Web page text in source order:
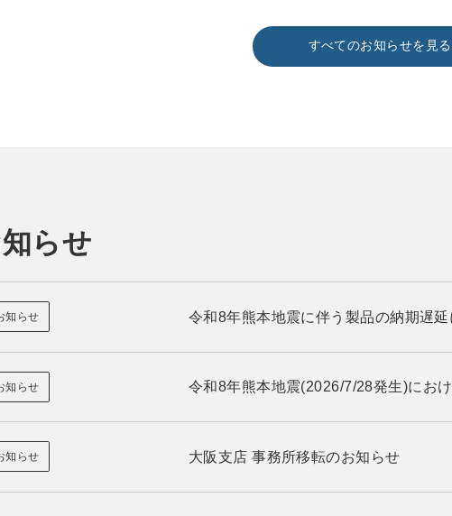
すべてのお知らせを見る
らせ
知らせ 令和8年熊本地震に伴う製品の納期遅
知らせ 令和8年熊本地震(2026/7/28発生)にお
知らせ 大阪支店 事務所移転のお知らせ